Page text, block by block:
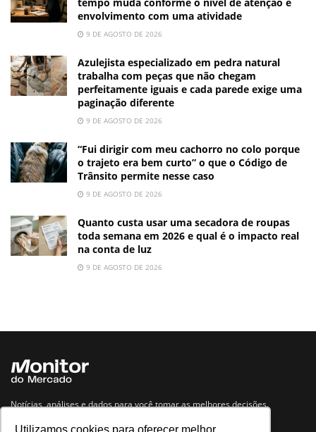
envolvimento com uma atividade
9 DE AGOSTO DE 2026
Azulejista especializado em pedra natural
trabalha com peças que não chegam
perfeitamente iguais e cada parede exige uma
paginação diferente
9 DE AGOSTO DE 2026
“Fui dirigir com meu cachorro no colo porque
o trajeto era bem curto” o que o Código de
Trânsito permite nesse caso
9 DE AGOSTO DE 2026
Quanto custa usar uma secadora de roupas
toda semana em 2026 e qual é o impacto real
na conta de luz
9 DE AGOSTO DE 2026
Notícias, análises e dados para você tomar as melhores decisões.